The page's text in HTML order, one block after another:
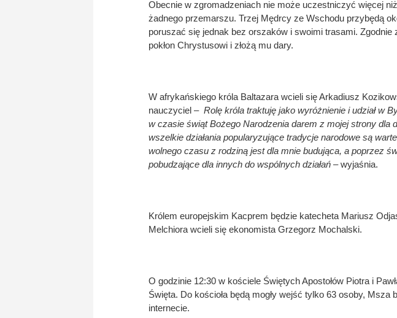
Obecnie w zgromadzeniach nie może uczestniczyć więcej
żadnego przemarszu. Trzej Mędrcy ze Wschodu przybędą
poruszać się jednak bez orszaków i swoimi trasami. Zgodnie
pokłon Chrystusowi i złożą mu dary.
W afrykańskiego króla Baltazara wcieli się Arkadiusz
nauczyciel –Rolę króla traktuję jako wyróżnienie i udział w
w czasie świąt Bożego Narodzenia darem z mojej strony dla
wszelkie działania popularyzujące tradycje narodowe są
wolnego czasu z rodziną jest dla mnie budująca, a poprzez
pobudzające dla innych do wspólnych działań – wyjaśnia.
Królem europejskim Kacprem będzie katecheta Mariusz
Melchiora wcieli się ekonomista Grzegorz Mochalski.
O godzinie 12:30 w kościele Świętych Apostołów Piotra i
Święta. Do kościoła będą mogły wejść tylko 63 osoby, Msza
internecie.